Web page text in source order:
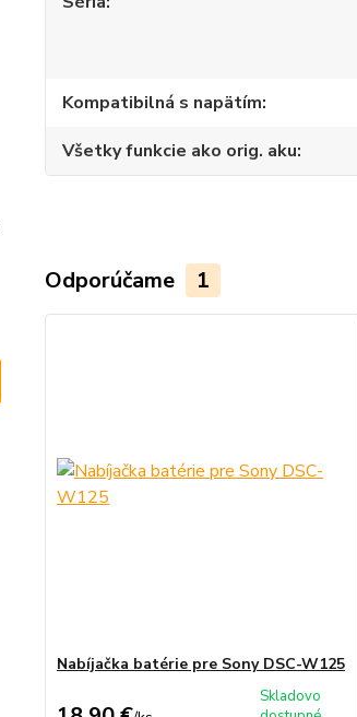
Kompatibilná s napätím
Všetky funkcie ako orig. aku
Odporúčame 1
Nabíjačka batérie pre Sony DSC-W125
Skladovo